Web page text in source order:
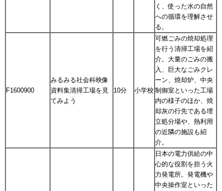
く、使った水の自然
への循環を理解させ
る。
F1600900
みるみる社会科映像
資料集清掃工場を見
てみよう
10分 小学校
可燃ごみの焼却処理
を行う清掃工場を紹
介。大量のごみの搬
入、巨大なごみクレ
ーン、焼却炉、中央
制御室といった工場
内の様子のほか、焼
却灰の行先である埋
立処分場や、熱利用
の近隣の施設も紹
介。
日本の電力供給の中
心的な役割を担う火
力発電所。発電機や
中央操作室といった